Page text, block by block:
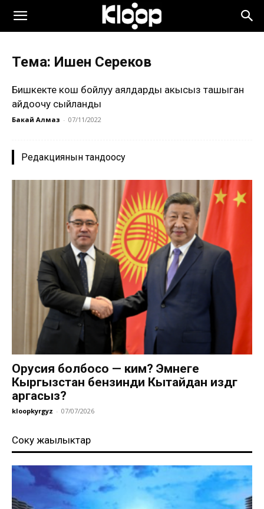
Тема: Ишен Сереков
Бишкекте кош бойлуу аялдарды акысыз ташыган
айдоочу сыйланды
Бакай Алмаз - 07/11/2022
Редакциянын тандоосу
Орусия болбосо — ким? Эмнеге
Кыргызстан бензинди Кытайдан издөөгө
аргасыз?
kloopkyrgyz - 07/07/2026
Соңку жаңылыктар